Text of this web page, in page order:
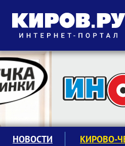
Следите за новостями:
НОВОСТИ КИРОВО-